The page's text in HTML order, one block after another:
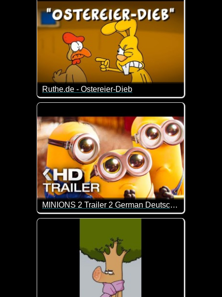
Ruthe.de - Ostereier-Dieb
Wo sind nur die Eier geblieben? ;-)
MINIONS 2 Trailer 2 German Deutsch (2022)
Mit den Minions ist immer viel los ;-)